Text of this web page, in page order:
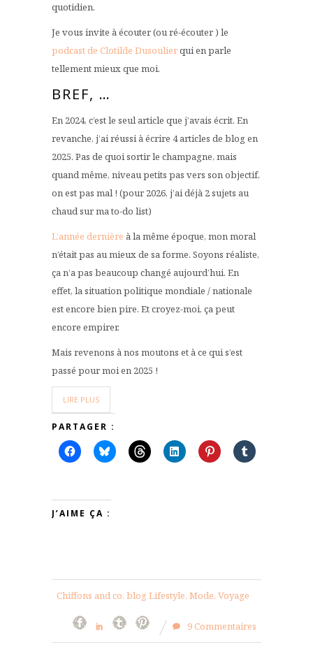
quotidien.
Je vous invite à écouter (ou ré-écouter ) le
podcast de Clotilde Dusoulierqui en parle
tellement mieux que moi.
BREF, …
En 2024, c’est le seul article que j’avais écrit. En
revanche, j’ai réussi à écrire 4 articles de blog en
2025. Pas de quoi sortir le champagne, mais
quand même, niveau petits pas vers son objectif,
on est pas mal ! (pour 2026, j’ai déjà 2 sujets au
chaud sur ma to-do list)
L’année dernière à la même époque, mon moral
n’était pas au mieux de sa forme. Soyons réaliste,
ça n’a pas beaucoup changé aujourd’hui. En
effet, la situation politique mondiale / nationale
est encore bien pire. Et croyez-moi, ça peut
encore empirer.
Mais revenons à nos moutons et à ce qui s’est
passé pour moi en 2025 !
LIRE PLUS
PARTAGER :
J’AIME ÇA :
Chiffons and co, blog Lifestyle, Mode, Voyage
9 Commentaires